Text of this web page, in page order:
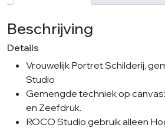
aantal
Beschrijving
Details
Vrouwelijk Portret Schilderij,
Studio
Gemengde techniek op
en Zeefdruk.
ROCO Studio gebruik alleen